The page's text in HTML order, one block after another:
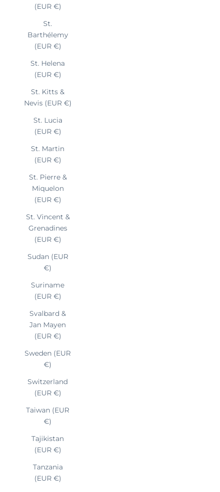
(EUR €)
St.
Barthélemy
(EUR €)
St. Helena
(EUR €)
St. Kitts &
Nevis (EUR €)
St. Lucia
(EUR €)
St. Martin
(EUR €)
St. Pierre &
Miquelon
(EUR €)
St. Vincent &
Grenadines
(EUR €)
Sudan (EUR
€)
Suriname
(EUR €)
Svalbard &
Jan Mayen
(EUR €)
Sweden (EUR
€)
Switzerland
(EUR €)
Taiwan (EUR
€)
Tajikistan
(EUR €)
Tanzania
(EUR €)